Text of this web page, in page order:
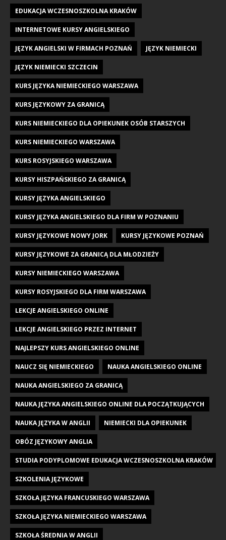
EDUKACJA WCZESNOSZKOLNA KRAKÓW
INTERNETOWE KURSY ANGIELSKIEGO
JĘZYK ANGIELSKI W FIRMACH POZNAŃ JĘZYK NIEMIECKI
JĘZYK NIEMIECKI SZCZECIN
KURS JĘZYKA NIEMIECKIEGO WARSZAWA
KURS JĘZYKOWY ZA GRANICĄ
KURS NIEMIECKIEGO DLA OPIEKUNEK OSÓB STARSZYCH
KURS NIEMIECKIEGO WARSZAWA
KURS ROSYJSKIEGO WARSZAWA
KURSY HISZPAŃSKIEGO ZA GRANICĄ
KURSY JĘZYKA ANGIELSKIEGO
KURSY JĘZYKA ANGIELSKIEGO DLA FIRM W POZNANIU
KURSY JĘZYKOWE NOWY JORK KURSY JĘZYKOWE POZNAŃ
KURSY JĘZYKOWE ZA GRANICĄ DLA MŁODZIEŻY
KURSY NIEMIECKIEGO WARSZAWA
KURSY ROSYJSKIEGO DLA FIRM WARSZAWA
LEKCJE ANGIELSKIEGO ONLINE
LEKCJE ANGIELSKIEGO PRZEZ INTERNET
NAJLEPSZY KURS ANGIELSKIEGO ONLINE
NAUCZ SIĘ NIEMIECKIEGO NAUKA ANGIELSKIEGO ONLINE
NAUKA ANGIELSKIEGO ZA GRANICĄ
NAUKA JĘZYKA ANGIELSKIEGO ONLINE DLA POCZĄTKUJĄCYCH
NAUKA JĘZYKA W ANGLII NIEMIECKI DLA OPIEKUNEK
OBÓZ JĘZYKOWY ANGLIA
STUDIA PODYPLOMOWE EDUKACJA WCZESNOSZKOLNA KRAKÓW
SZKOLENIA JĘZYKOWE
SZKOŁA JĘZYKA FRANCUSKIEGO WARSZAWA
SZKOŁA JĘZYKA NIEMIECKIEGO WARSZAWA
SZKOŁA ŚREDNIA W ANGLII